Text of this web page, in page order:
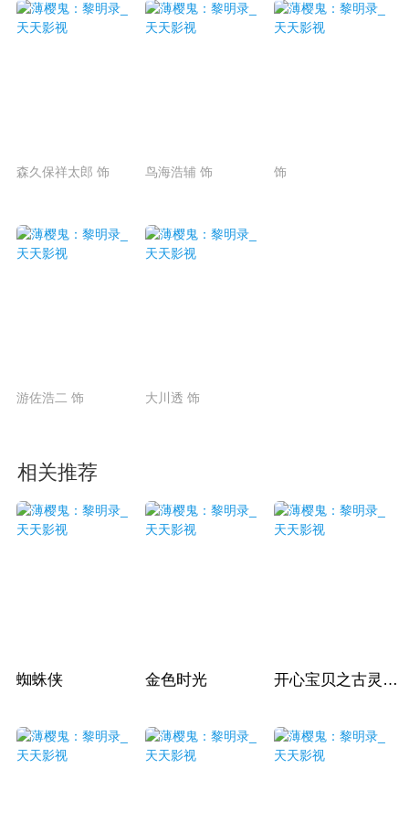
森久保祥太郎 饰 鸟海浩辅 饰 饰
游佐浩二 饰 大川透 饰
相关推荐
蜘蛛侠 金色时光 开心宝贝之古灵星历险记